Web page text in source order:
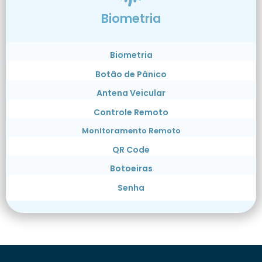
Biometria
Biometria
Botão de Pânico
Antena Veicular
Controle Remoto
Monitoramento Remoto
QR Code
Botoeiras
Senha